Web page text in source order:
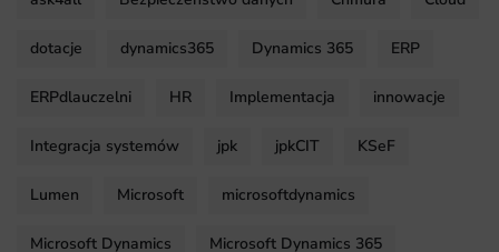
dotacje dynamics365 Dynamics 365 ERP
ERPdlauczelni HR Implementacja innowacje
Integracja systemów jpk jpkCIT KSeF
Lumen Microsoft microsoftdynamics
Microsoft Dynamics Microsoft Dynamics 365